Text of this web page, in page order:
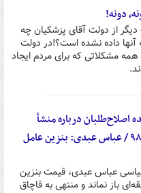
دونه!
از دولت آقای پزشکیان چه
آنها داده نشده است؟!در دولت
مشکلاتی که برای مردم ایجاد
درباره منشأ
آشوب‌ها در آبان ۹۸ / عباس عبدی: بنزین عامل
عباس عبدی، قیمت بنزین
باز نماند و منتهی به قاچاق